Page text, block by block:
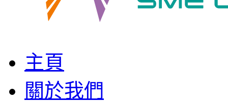
主頁
關於我們